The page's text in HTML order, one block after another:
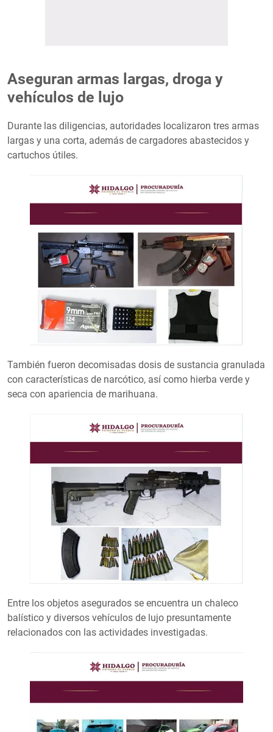
Aseguran armas largas, droga y
vehículos de lujo
Durante las diligencias, autoridades localizaron tres armas
largas y una corta, además de cargadores abastecidos y
cartuchos útiles.
También fueron decomisadas dosis de sustancia granulada
con características de narcótico, así como hierba verde y
seca con apariencia de marihuana.
Entre los objetos asegurados se encuentra un chaleco
balístico y diversos vehículos de lujo presuntamente
relacionados con las actividades investigadas.